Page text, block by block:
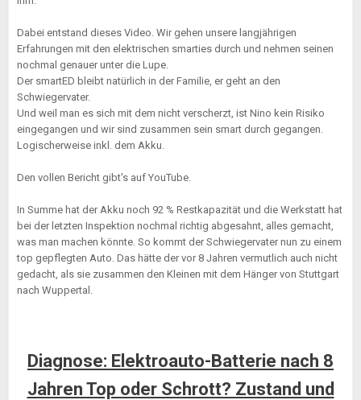
Dabei entstand dieses Video. Wir gehen unsere langjährigen
Erfahrungen mit den elektrischen smarties durch und nehmen seinen
nochmal genauer unter die Lupe.
Der smartED bleibt natürlich in der Familie, er geht an den
Schwiegervater.
Und weil man es sich mit dem nicht verscherzt, ist Nino kein Risiko
eingegangen und wir sind zusammen sein smart durch gegangen.
Logischerweise inkl. dem Akku.
Den vollen Bericht gibt's auf YouTube.
In Summe hat der Akku noch 92 % Restkapazität und die Werkstatt hat
bei der letzten Inspektion nochmal richtig abgesahnt, alles gemacht,
was man machen könnte. So kommt der Schwiegervater nun zu einem
top gepflegten Auto. Das hätte der vor 8 Jahren vermutlich auch nicht
gedacht, als sie zusammen den Kleinen mit dem Hänger von Stuttgart
nach Wuppertal.
Diagnose: Elektroauto-Batterie nach 8
Jahren Top oder Schrott? Zustand und